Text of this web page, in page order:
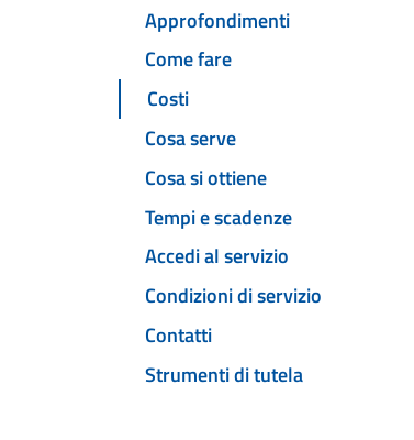
Approfondimenti
Come fare
Costi
Cosa serve
Cosa si ottiene
Tempi e scadenze
Accedi al servizio
Condizioni di servizio
Contatti
Strumenti di tutela